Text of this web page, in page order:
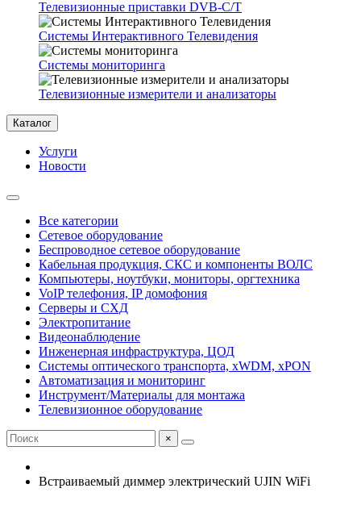
Телевизионные приставки DVB-C/T
Системы Интерактивного Телевидения
Системы мониторинга
Телевизионные измерители и анализаторы
Каталог
Услуги
Новости
Все категории
Сетевое оборудование
Беспроводное сетевое оборудование
Кабельная продукция, СКС и компоненты ВОЛС
Компьютеры, ноутбуки, мониторы, оргтехника
VoIP телефония, IP домофония
Серверы и СХД
Электропитание
Видеонаблюдение
Инженерная инфраструктура, ЦОД
Системы оптического транспорта, xWDM, xPON
Автоматизация и мониторинг
Инструмент/Материалы для монтажа
Телевизионное оборудование
×
Встраиваемый диммер электрический UJIN WiFi